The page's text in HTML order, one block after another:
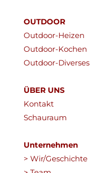
OUTDOOR
Outdoor-Heizen
Outdoor-Kochen
Outdoor-Diverses
ÜBER UNS
Kontakt
Schauraum
Unternehmen
> Wir/Geschichte